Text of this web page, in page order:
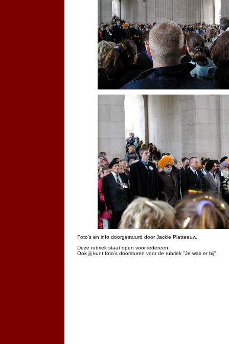
Foto's en info doorgestuurd door Jackie Platteeuw.
Deze rubriek staat open voor iedereen.
Ook jij kunt foto's doorsturen voor de rubriek "Je was er bij".